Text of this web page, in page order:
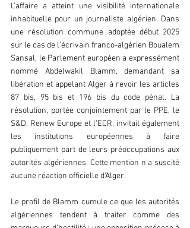
L'affaire a atteint une visibilité internationale
inhabituelle pour un journaliste algérien. Dans
une résolution commune adoptée début 2025
sur le cas de l'écrivain franco-algérien Boualem
Sansal, le Parlement européen a expressément
nommé Abdelwakil Blamm, demandant sa
libération et appelant Alger à revoir les articles
87 bis, 95 bis et 196 bis du code pénal. La
résolution, portée conjointement par le PPE, le
S&D, Renew Europe et l'ECR, invitait également
les institutions européennes à faire
publiquement part de leurs préoccupations aux
autorités algériennes. Cette mention n'a suscité
aucune réaction officielle d'Alger.
Le profil de Blamm cumule ce que les autorités
algériennes tendent à traiter comme des